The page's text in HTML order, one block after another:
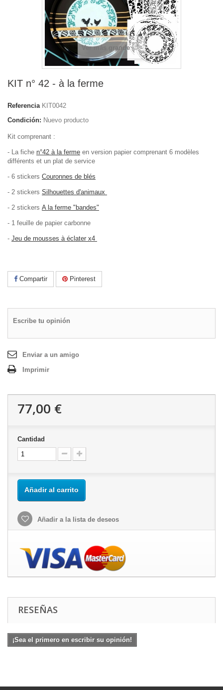
Ver más grande
KIT n° 42 - à la ferme
Referencia KIT0042
Condición: Nuevo producto
Kit comprenant :
- La fiche n°42 à la ferme en version papier comprenant 6 modèles
différents et un plat de service
- 6 stickers Couronnes de blés
- 2 stickers Silhouettes d'animaux
- 2 stickers A la ferme "bandes"
- 1 feuille de papier carbonne
- Jeu de mousses à éclater x4
Compartir Pinterest
Escribe tu opinión
Enviar a un amigo
Imprimir
77,00 €
Cantidad
Añadir al carrito
Añadir a la lista de deseos
RESEÑAS
¡Sea el primero en escribir su opinión!